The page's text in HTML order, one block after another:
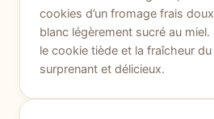
cookies d’un fromage frais
blanc légèrement sucré au
le cookie tiède et la fraîcheur
surprenant et délicieux.